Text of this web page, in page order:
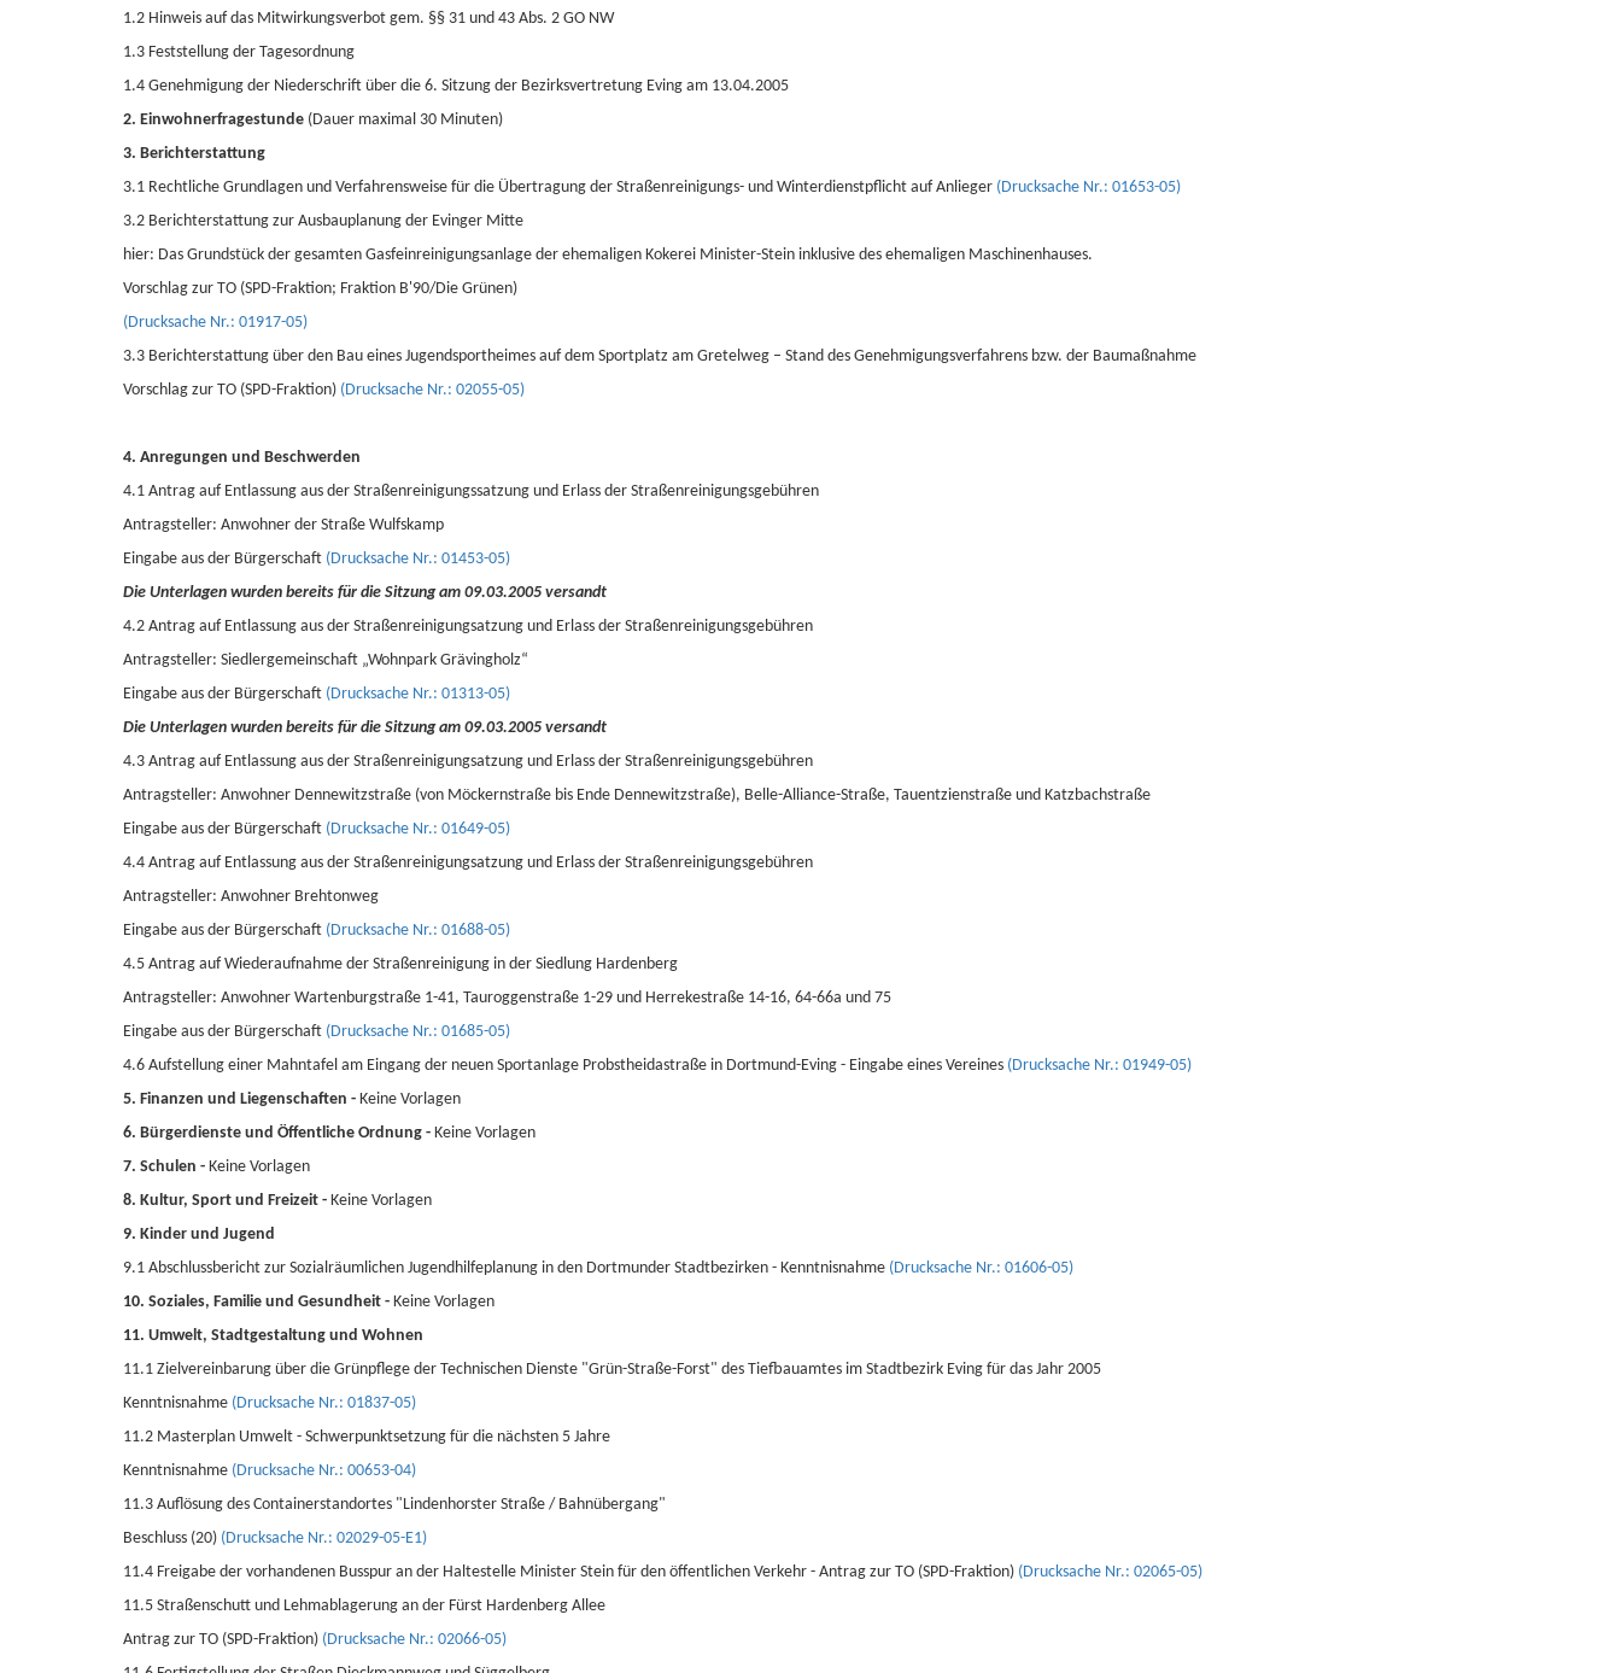
1.2 Hinweis auf das Mitwirkungsverbot gem. §§ 31 und 43 Abs. 2 GO NW
1.3 Feststellung der Tagesordnung
1.4 Genehmigung der Niederschrift über die 6. Sitzung der Bezirksvertretung Eving am 13.04.2005
2. Einwohnerfragestunde (Dauer maximal 30 Minuten)
3. Berichterstattung
3.1 Rechtliche Grundlagen und Verfahrensweise für die Übertragung der Straßenreinigungs- und Winterdienstpflicht auf Anlieger (Drucksache Nr.: 01653-05)
3.2 Berichterstattung zur Ausbauplanung der Evinger Mitte
hier: Das Grundstück der gesamten Gasfeinreinigungsanlage der ehemaligen Kokerei Minister-Stein inklusive des ehemaligen Maschinenhauses.
Vorschlag zur TO (SPD-Fraktion; Fraktion B'90/Die Grünen)
(Drucksache Nr.: 01917-05)
3.3 Berichterstattung über den Bau eines Jugendsportheimes auf dem Sportplatz am Gretelweg – Stand des Genehmigungsverfahrens bzw. der Baumaßnahme
Vorschlag zur TO (SPD-Fraktion) (Drucksache Nr.: 02055-05)
4. Anregungen und Beschwerden
4.1 Antrag auf Entlassung aus der Straßenreinigungssatzung und Erlass der Straßenreinigungsgebühren
Antragsteller: Anwohner der Straße Wulfskamp
Eingabe aus der Bürgerschaft (Drucksache Nr.: 01453-05)
Die Unterlagen wurden bereits für die Sitzung am 09.03.2005 versandt
4.2 Antrag auf Entlassung aus der Straßenreinigungsatzung und Erlass der Straßenreinigungsgebühren
Antragsteller: Siedlergemeinschaft „Wohnpark Grävingholz“
Eingabe aus der Bürgerschaft (Drucksache Nr.: 01313-05)
Die Unterlagen wurden bereits für die Sitzung am 09.03.2005 versandt
4.3 Antrag auf Entlassung aus der Straßenreinigungsatzung und Erlass der Straßenreinigungsgebühren
Antragsteller: Anwohner Dennewitzstraße (von Möckernstraße bis Ende Dennewitzstraße), Belle-Alliance-Straße, Tauentzienstraße und Katzbachstraße
Eingabe aus der Bürgerschaft (Drucksache Nr.: 01649-05)
4.4 Antrag auf Entlassung aus der Straßenreinigungsatzung und Erlass der Straßenreinigungsgebühren
Antragsteller: Anwohner Brehtonweg
Eingabe aus der Bürgerschaft (Drucksache Nr.: 01688-05)
4.5 Antrag auf Wiederaufnahme der Straßenreinigung in der Siedlung Hardenberg
Antragsteller: Anwohner Wartenburgstraße 1-41, Tauroggenstraße 1-29 und Herrekestraße 14-16, 64-66a und 75
Eingabe aus der Bürgerschaft (Drucksache Nr.: 01685-05)
4.6 Aufstellung einer Mahntafel am Eingang der neuen Sportanlage Probstheidastraße in Dortmund-Eving - Eingabe eines Vereines (Drucksache Nr.: 01949-05)
5. Finanzen und Liegenschaften - Keine Vorlagen
6. Bürgerdienste und Öffentliche Ordnung - Keine Vorlagen
7. Schulen - Keine Vorlagen
8. Kultur, Sport und Freizeit - Keine Vorlagen
9. Kinder und Jugend
9.1 Abschlussbericht zur Sozialräumlichen Jugendhilfeplanung in den Dortmunder Stadtbezirken - Kenntnisnahme (Drucksache Nr.: 01606-05)
10. Soziales, Familie und Gesundheit - Keine Vorlagen
11. Umwelt, Stadtgestaltung und Wohnen
11.1 Zielvereinbarung über die Grünpflege der Technischen Dienste "Grün-Straße-Forst" des Tiefbauamtes im Stadtbezirk Eving für das Jahr 2005
Kenntnisnahme (Drucksache Nr.: 01837-05)
11.2 Masterplan Umwelt - Schwerpunktsetzung für die nächsten 5 Jahre
Kenntnisnahme (Drucksache Nr.: 00653-04)
11.3 Auflösung des Containerstandortes "Lindenhorster Straße / Bahnübergang"
Beschluss (20) (Drucksache Nr.: 02029-05-E1)
11.4 Freigabe der vorhandenen Busspur an der Haltestelle Minister Stein für den öffentlichen Verkehr - Antrag zur TO (SPD-Fraktion) (Drucksache Nr.: 02065-05)
11.5 Straßenschutt und Lehmablagerung an der Fürst Hardenberg Allee
Antrag zur TO (SPD-Fraktion) (Drucksache Nr.: 02066-05)